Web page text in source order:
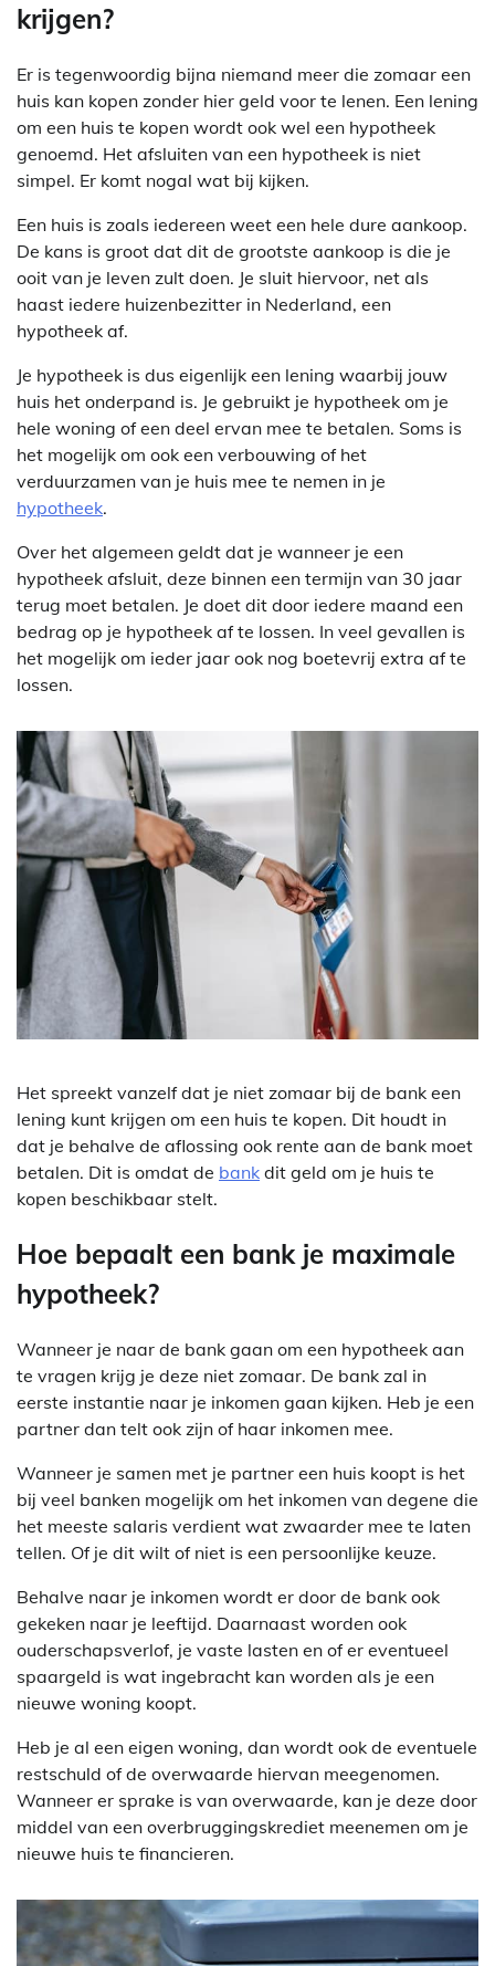
krijgen?
Er is tegenwoordig bijna niemand meer die zomaar een
huis kan kopen zonder hier geld voor te lenen. Een lening
om een huis te kopen wordt ook wel een hypotheek
genoemd. Het afsluiten van een hypotheek is niet
simpel. Er komt nogal wat bij kijken.
Een huis is zoals iedereen weet een hele dure aankoop.
De kans is groot dat dit de grootste aankoop is die je
ooit van je leven zult doen. Je sluit hiervoor, net als
haast iedere huizenbezitter in Nederland, een
hypotheek af.
Je hypotheek is dus eigenlijk een lening waarbij jouw
huis het onderpand is. Je gebruikt je hypotheek om je
hele woning of een deel ervan mee te betalen. Soms is
het mogelijk om ook een verbouwing of het
verduurzamen van je huis mee te nemen in je
hypotheek.
Over het algemeen geldt dat je wanneer je een
hypotheek afsluit, deze binnen een termijn van 30 jaar
terug moet betalen. Je doet dit door iedere maand een
bedrag op je hypotheek af te lossen. In veel gevallen is
het mogelijk om ieder jaar ook nog boetevrij extra af te
lossen.
Het spreekt vanzelf dat je niet zomaar bij de bank een
lening kunt krijgen om een huis te kopen. Dit houdt in
dat je behalve de aflossing ook rente aan de bank moet
betalen. Dit is omdat de bank dit geld om je huis te
kopen beschikbaar stelt.
Hoe bepaalt een bank je maximale
hypotheek?
Wanneer je naar de bank gaan om een hypotheek aan
te vragen krijg je deze niet zomaar. De bank zal in
eerste instantie naar je inkomen gaan kijken. Heb je een
partner dan telt ook zijn of haar inkomen mee.
Wanneer je samen met je partner een huis koopt is het
bij veel banken mogelijk om het inkomen van degene die
het meeste salaris verdient wat zwaarder mee te laten
tellen. Of je dit wilt of niet is een persoonlijke keuze.
Behalve naar je inkomen wordt er door de bank ook
gekeken naar je leeftijd. Daarnaast worden ook
ouderschapsverlof, je vaste lasten en of er eventueel
spaargeld is wat ingebracht kan worden als je een
nieuwe woning koopt.
Heb je al een eigen woning, dan wordt ook de eventuele
restschuld of de overwaarde hiervan meegenomen.
Wanneer er sprake is van overwaarde, kan je deze door
middel van een overbruggingskrediet meenemen om je
nieuwe huis te financieren.